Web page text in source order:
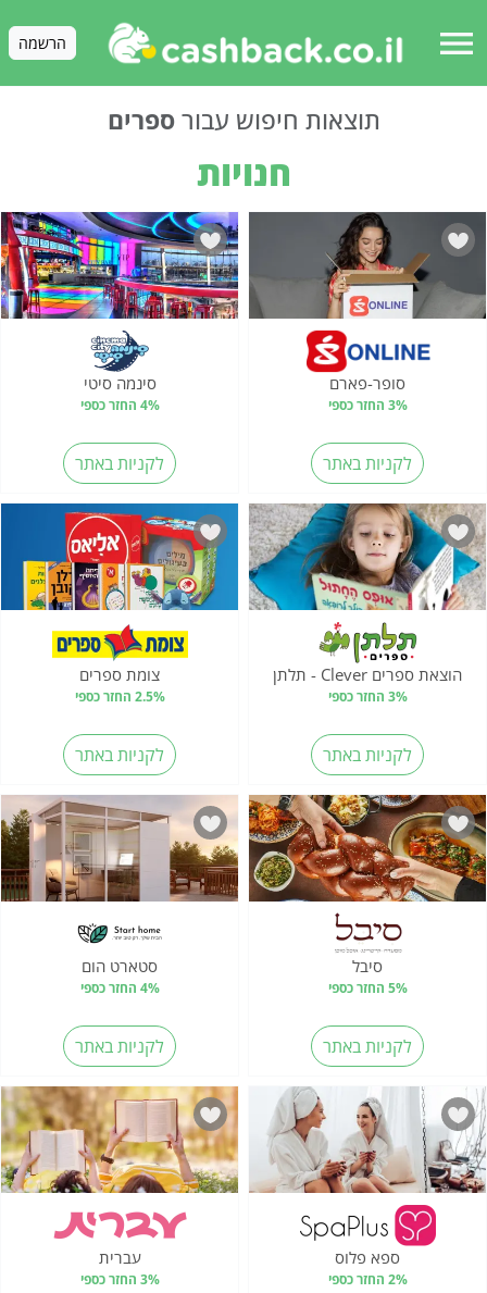
menu הרשמה
תוצאות חיפוש עבורספרים
חנויות
סופר-פארם
3% החזר כספי
לקניות באתר
סינמה סיטי
4% החזר כספי
לקניות באתר
הוצאת ספרים Clever - תלתן
3% החזר כספי
לקניות באתר
צומת ספרים
2.5% החזר כספי
לקניות באתר
סיבל
5% החזר כספי
לקניות באתר
סטארט הום
4% החזר כספי
לקניות באתר
ספא פלוס
2% החזר כספי
עברית
3% החזר כספי